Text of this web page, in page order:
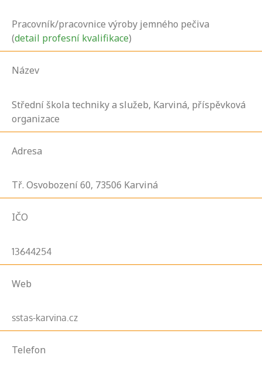
Pracovník/pracovnice výroby jemného pečiva
(detail profesní kvalifikace)
Název
Střední škola techniky a služeb, Karviná, příspěvková
organizace
Adresa
Tř. Osvobození60, 73506 Karviná
IČO
13644254
Web
sstas-karvina.cz
Telefon